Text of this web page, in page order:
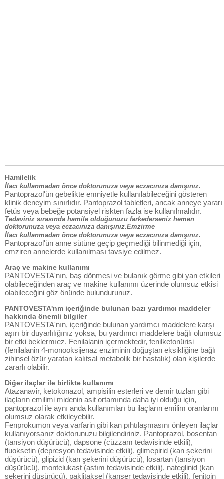
Hamilelik
İlacı kullanmadan önce doktorunuza veya eczacınıza danışınız.
Pantoprazol'ün gebelikte emniyetle kullanılabileceğini gösteren
klinik deneyim sınırlıdır. Pantoprazol tabletleri, ancak anneye yararı
fetüs veya bebeğe potansiyel riskten fazla ise kullanılmalıdır.
Tedaviniz sırasında hamile olduğunuzu farkederseniz hemen
doktorunuza veya eczacınıza danışınız.Emzirme
İlacı kullanmadan önce doktorunuza veya eczacınıza danışınız.
Pantoprazol'ün anne sütüne geçip geçmediği bilinmediği için,
emziren annelerde kullanılması tavsiye edilmez.
Araç ve makine kullanımı
PANTOVESTA'nın, baş dönmesi ve bulanık görme gibi yan etkileri
olabileceğinden araç ve makine kullanımı üzerinde olumsuz etkisi
olabileceğini göz önünde bulundurunuz.
PANTOVESTA'nm içeriğinde bulunan bazı yardımcı maddeler
hakkında önemli bilgiler
PANTOVESTA'nın, içeriğinde bulunan yardımcı maddelere karşı
aşırı bir duyarlılığınız yoksa, bu yardımcı maddelere bağlı olumsuz
bir etki beklermıez. Fenilalanin içermektedir, fenilketonürisi
(fenilalanin 4-monooksijenaz enziminin doğuştan eksikliğine bağlı
zihinsel özür yaratan kalıtsal metabolik bir hastalık) olan kişilerde
zararlı olabilir.
Diğer ilaçlar ile birlikte kullanımı
Atazanavir, ketokonazol, ampisilin esterleri ve demir tuzları gibi
ilaçların emilimi midenin asit ortamında daha iyi olduğu için,
pantoprazol ile aynı anda kullanımları bu ilaçların emilim oranlarını
olumsuz olarak etkileyebilir.
Fenprokumon veya varfarin gibi kan pıhtılaşmasını önleyen ilaçlar
kullanıyorsanız doktorunuzu bilgilendiriniz. Pantoprazol, bosentan
(tansiyon düşürücü), dapsone (cüzzam tedavisinde etkili),
fluoksetin (depresyon tedavisinde etkili), glimepirid (kan şekerini
düşürücü), glipizid (kan şekerini düşürücü), losartan (tansiyon
düşürücü), montelukast (astım tedavisinde etkili), nateglinid (kan
şekerini düşürücü), paklitaksel (kanser tedavisinde etkili), fenitoin